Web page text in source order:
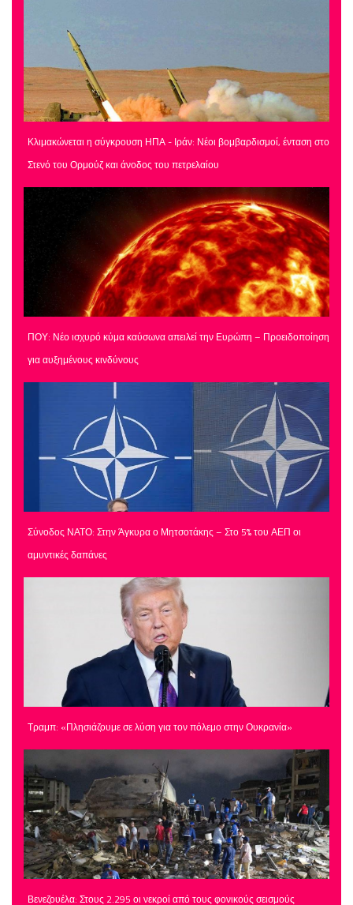
Κλιμακώνεται η σύγκρουση ΗΠΑ - Ιράν: Νέοι βομβαρδισμοί, ένταση στο
Στενό του Ορμούζ και άνοδος του πετρελαίου
ΠΟΥ: Νέο ισχυρό κύμα καύσωνα απειλεί την Ευρώπη – Προειδοποίηση
για αυξημένους κινδύνους
Σύνοδος ΝΑΤΟ: Στην Άγκυρα ο Μητσοτάκης – Στο 5% του ΑΕΠ οι
αμυντικές δαπάνες
Τραμπ: «Πλησιάζουμε σε λύση για τον πόλεμο στην Ουκρανία»
Βενεζουέλα: Στους 2.295 οι νεκροί από τους φονικούς σεισμούς